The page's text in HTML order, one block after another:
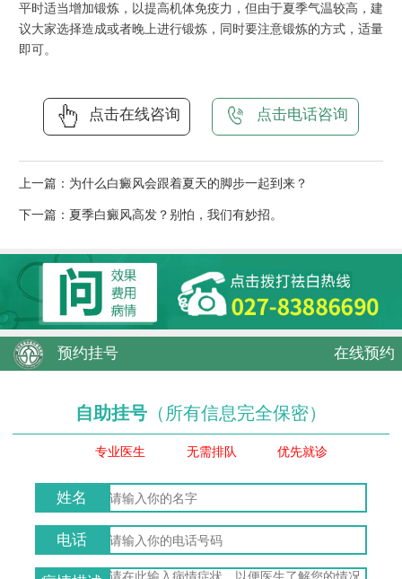
平时适当增加锻炼，以提高机体免疫力，但由于夏季气温较高，建
议大家选择造成或者晚上进行锻炼，同时要注意锻炼的方式，适量
即可。
点击在线咨询 点击电话咨询
上一篇： 为什么白癜风会跟着夏天的脚步一起到来？
下一篇： 夏季白癜风高发？别怕，我们有妙招。
预约挂号 在线预约
自助挂号 （所有信息完全保密）
专业医生 无需排队 优先就诊
姓名
电话